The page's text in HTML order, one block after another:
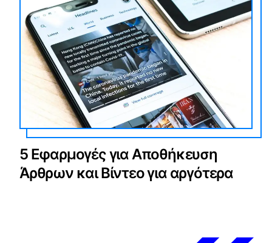
5 Εφαρμογές για Αποθήκευση
Άρθρων και Βίντεο για αργότερα